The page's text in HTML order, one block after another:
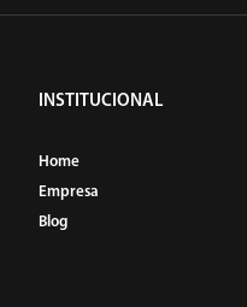
VIBRADORES
INSTITUCIONAL
Home
Empresa
Blog